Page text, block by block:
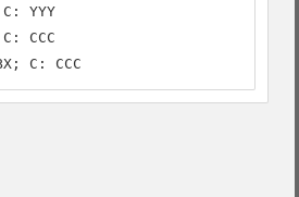
YYY
CCC
C: CCC